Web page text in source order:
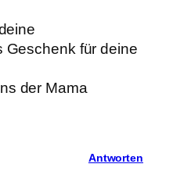
Geschenk für deine
der Mama
Antworten